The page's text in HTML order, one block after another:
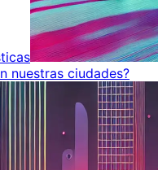
nuestras ciudades?